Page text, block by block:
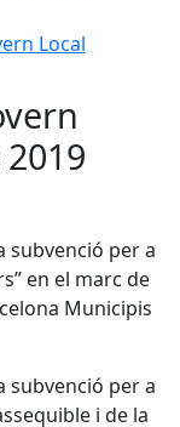
Local
subvenció per a
en el marc de
Municipis
subvenció per a
i de la